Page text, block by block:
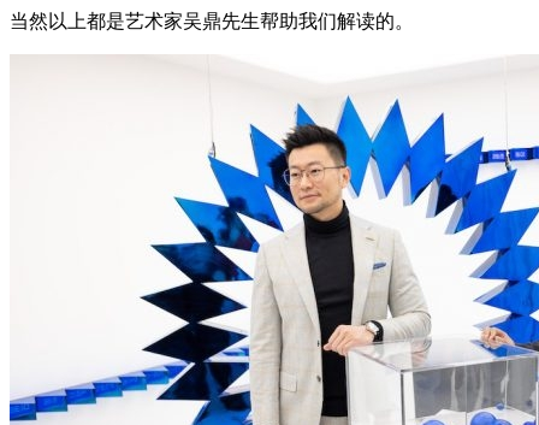
当然以上都是艺术家吴鼎先生帮助我们解读的。